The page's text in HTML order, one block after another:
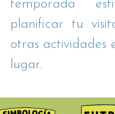
temporada
planificar tu
otras actividades
lugar.